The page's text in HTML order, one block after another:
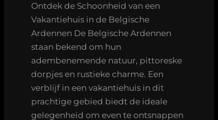
Ontdek de Schoonheid van een
Vakantiehuis in de Belgische
Ardennen De Belgische Ardennen
staan bekend om hun
adembenemende natuur, pittoreske
dorpjes en rustieke charme. Een
verblijf in een vakantiehuis in dit
prachtige gebied biedt de ideale
gelegenheid om even te ontsnappen